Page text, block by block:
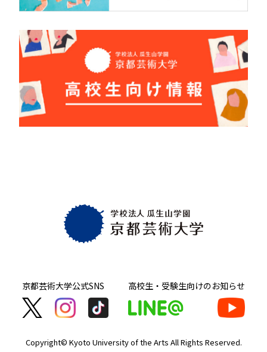
京都芸術大学公式SNS 高校生・受験生向けのお知らせ
Copyright© Kyoto University of the Arts All Rights Reserved.